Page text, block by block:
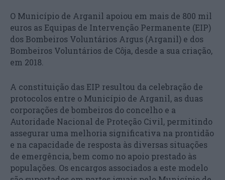
O Município de Arganil apoiou em mais de 800 mil
euros as Equipas de Intervenção Permanente (EIP)
dos Bombeiros Voluntários Argus (Arganil) e dos
Bombeiros Voluntários de Côja, desde a sua criação,
em 2018.
A constituição das EIP resultou da celebração de
protocolos entre o Município de Arganil, as duas
corporações de bombeiros do concelho e a
Autoridade Nacional de Proteção Civil, permitindo
assegurar uma melhoria significativa na prontidão
e na capacidade de resposta às diversas situações
de emergência, bem como no apoio prestado às
populações. Os encargos associados a este modelo